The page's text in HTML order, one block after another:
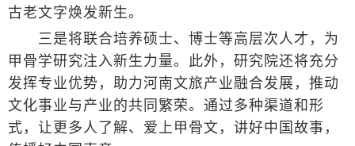
古老文字焕发新生。
三是将联合培养硕士、博士等高层次人才，为
甲骨学研究注入新生力量。此外，研究院还将充分
发挥专业优势，助力河南文旅产业融合发展，推动
文化事业与产业的共同繁荣。通过多种渠道和形
式，让更多人了解、爱上甲骨文，讲好中国故事，